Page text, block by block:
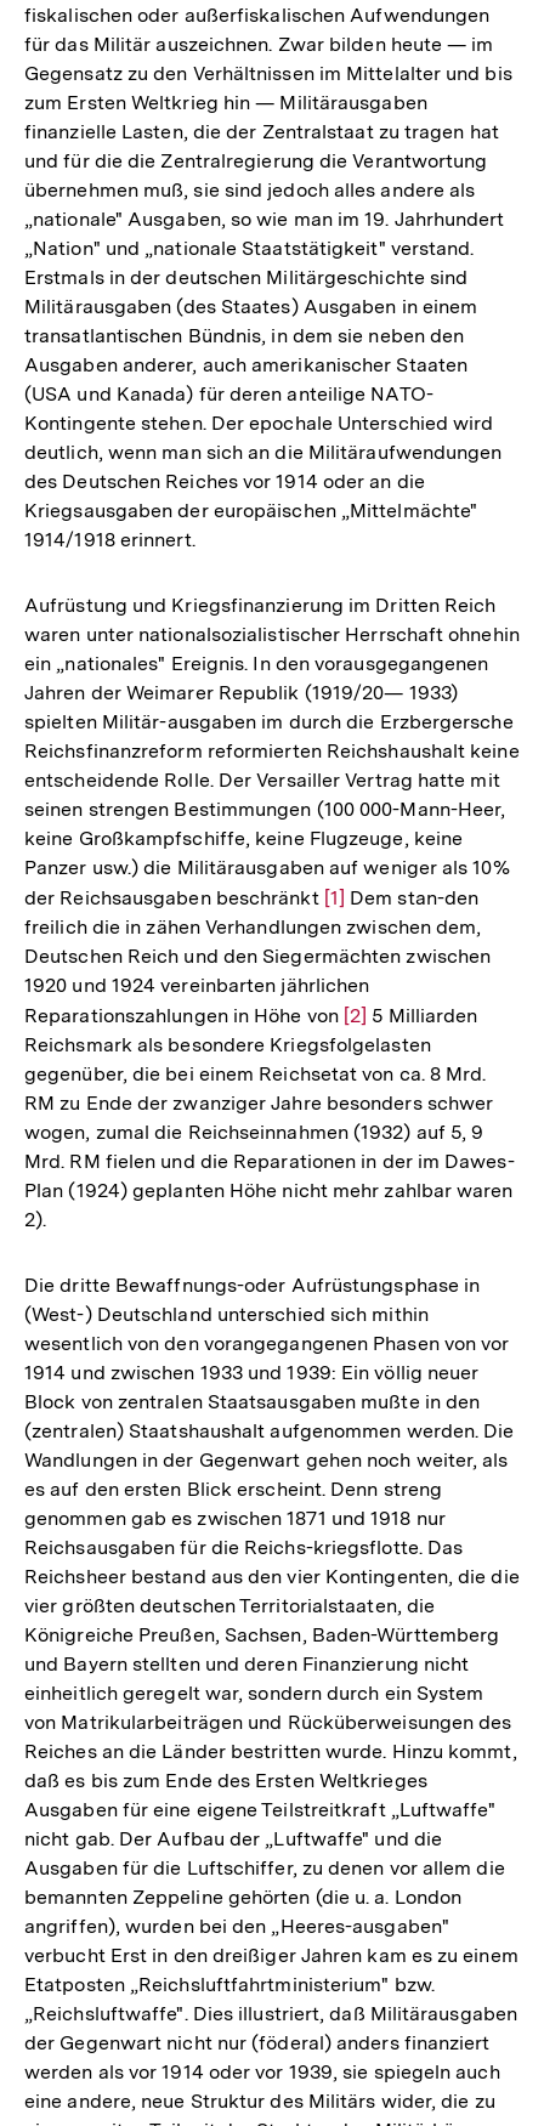
fiskalischen oder außerfiskalischen Aufwendungen
für das Militär auszeichnen. Zwar bilden heute — im
Gegensatz zu den Verhältnissen im Mittelalter und bis
zum Ersten Weltkrieg hin — Militärausgaben
finanzielle Lasten, die der Zentralstaat zu tragen hat
und für die die Zentralregierung die Verantwortung
übernehmen muß, sie sind jedoch alles andere als
„nationale" Ausgaben, so wie man im 19. Jahrhundert
„Nation" und „nationale Staatstätigkeit" verstand.
Erstmals in der deutschen Militärgeschichte sind
Militärausgaben (des Staates) Ausgaben in einem
transatlantischen Bündnis, in dem sie neben den
Ausgaben anderer, auch amerikanischer Staaten
(USA und Kanada) für deren anteilige NATO-
Kontingente stehen. Der epochale Unterschied wird
deutlich, wenn man sich an die Militäraufwendungen
des Deutschen Reiches vor 1914 oder an die
Kriegsausgaben der europäischen „Mittelmächte"
1914/1918 erinnert.
Aufrüstung und Kriegsfinanzierung im Dritten Reich
waren unter nationalsozialistischer Herrschaft ohnehin
ein „nationales" Ereignis. In den vorausgegangenen
Jahren der Weimarer Republik (1919/20— 1933)
spielten Militär-ausgaben im durch die Erzbergersche
Reichsfinanzreform reformierten Reichshaushalt keine
entscheidende Rolle. Der Versailler Vertrag hatte mit
seinen strengen Bestimmungen (100 000-Mann-Heer,
keine Großkampfschiffe, keine Flugzeuge, keine
Panzer usw.) die Militärausgaben auf weniger als 10%
der Reichsausgaben beschränkt Zur
Auflösung
der
Fußnote
[1] Dem stan-den
freilich die in zähen Verhandlungen zwischen dem,
Deutschen Reich und den Siegermächten zwischen
1920 und 1924 vereinbarten jährlichen
Reparationszahlungen in Höhe von Zur
Auflösung
der
Fußnote
[2] 5 Milliarden
Reichsmark als besondere Kriegsfolgelasten
gegenüber, die bei einem Reichsetat von ca. 8 Mrd.
RM zu Ende der zwanziger Jahre besonders schwer
wogen, zumal die Reichseinnahmen (1932) auf 5, 9
Mrd. RM fielen und die Reparationen in der im Dawes-
Plan (1924) geplanten Höhe nicht mehr zahlbar waren
2).
Die dritte Bewaffnungs-oder Aufrüstungsphase in
(West-) Deutschland unterschied sich mithin
wesentlich von den vorangegangenen Phasen von vor
1914 und zwischen 1933 und 1939: Ein völlig neuer
Block von zentralen Staatsausgaben mußte in den
(zentralen) Staatshaushalt aufgenommen werden. Die
Wandlungen in der Gegenwart gehen noch weiter, als
es auf den ersten Blick erscheint. Denn streng
genommen gab es zwischen 1871 und 1918 nur
Reichsausgaben für die Reichs-kriegsflotte. Das
Reichsheer bestand aus den vier Kontingenten, die die
vier größten deutschen Territorialstaaten, die
Königreiche Preußen, Sachsen, Baden-Württemberg
und Bayern stellten und deren Finanzierung nicht
einheitlich geregelt war, sondern durch ein System
von Matrikularbeiträgen und Rücküberweisungen des
Reiches an die Länder bestritten wurde. Hinzu kommt,
daß es bis zum Ende des Ersten Weltkrieges
Ausgaben für eine eigene Teilstreitkraft „Luftwaffe"
nicht gab. Der Aufbau der „Luftwaffe" und die
Ausgaben für die Luftschiffer, zu denen vor allem die
bemannten Zeppeline gehörten (die u. a. London
angriffen), wurden bei den „Heeres-ausgaben"
verbucht Erst in den dreißiger Jahren kam es zu einem
Etatposten „Reichsluftfahrtministerium" bzw.
„Reichsluftwaffe". Dies illustriert, daß Militärausgaben
der Gegenwart nicht nur (föderal) anders finanziert
werden als vor 1914 oder vor 1939, sie spiegeln auch
eine andere, neue Struktur des Militärs wider, die zu